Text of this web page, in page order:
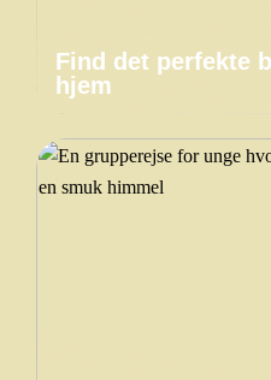
Find det perfekte
hjem